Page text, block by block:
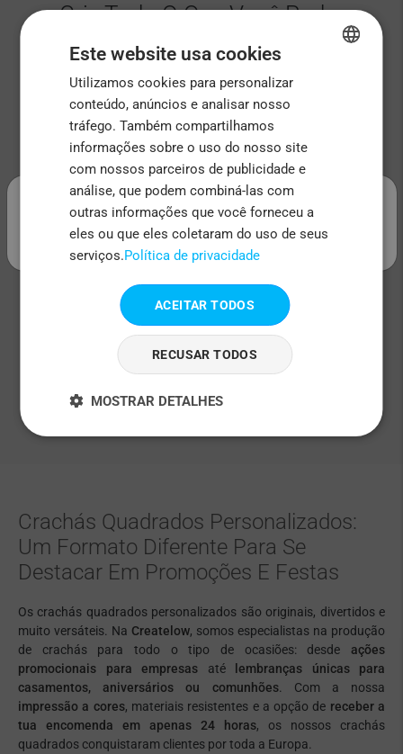
Crie Tudo O Que Você Puder
Imaginar
Marketplace sob demanda onde você pode criar
acessórios, canecas ou itens para festas
Designs Únicos
Crie facilmente seus designs usando o aplicativo
de nosso site ou contrate nosso serviço de criação
de design
A Promessa
Prometemos 100% de satisfação. Se não gostar
está aqui para ajudar
Crachás Quadrados Personalizados:
Um Formato Diferente Para Se
Destacar Em Promoções E Festas
Os crachás quadrados personalizados são originais, divertidos e
muito versáteis. Na Createlow, somos especialistas na produção
de crachás para todo o tipo de ocasiões: desde ações
promocionais para empresas até
lembranças únicas para
casamentos, aniversários ou comunhões. Com a nossa
impressão a cores, materiais resistentes e a opção de receber a
tua encomenda em apenas 24 horas, os nossos crachás
quadrados conquistaram clientes por toda a Europa.
.
ENGLISH
FRENCH
ITALIAN
PORTUGUESE
Este website usa cookies
Utilizamos cookies para personalizar
conteúdo, anúncios e analisar nosso
tráfego. Também compartilhamos
informações sobre o uso do nosso site
com nossos parceiros de publicidade e
análise, que podem combiná-las com
outras informações que você forneceu a
eles ou que eles coletaram do uso de seus
serviços.Política de privacidade
ACEITAR TODOS
RECUSAR TODOS
MOSTRAR DETALHES